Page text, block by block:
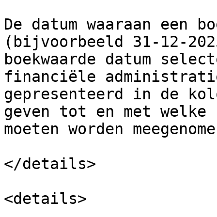
De datum waaraan een
(bijvoorbeeld 31-12-
boekwaarde datum
financiële administratie
gepresenteerd in de
geven tot en met welke
moeten worden
</details>
<details>